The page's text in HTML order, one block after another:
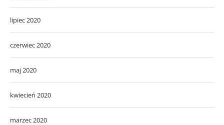
lipiec 2020
czerwiec 2020
maj 2020
kwiecień 2020
marzec 2020